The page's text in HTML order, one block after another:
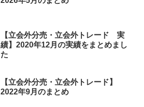
【立会外分売・立会外トレード 実
績】2020年12月の実績をまとめまし
た
【立会外分売・立会外トレード】
2022年9月のまとめ